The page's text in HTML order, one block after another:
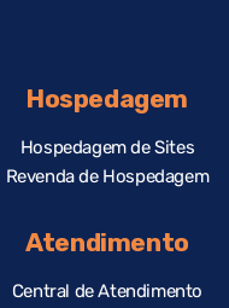
Hospedagem
Hospedagem de Sites
Revenda de Hospedagem
Atendimento
Central de Atendimento